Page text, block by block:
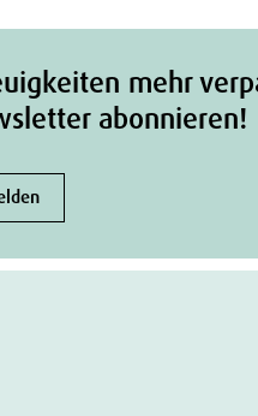
mehr
abonnieren!